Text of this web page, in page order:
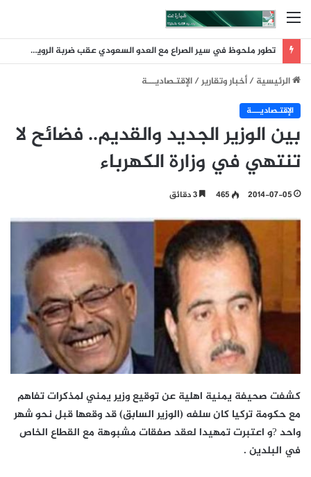
القائمة
تطور ملحوظ في سير الصراع مع العدو السعودي عقب ضربة الرويك والعبر والثنية والوديعة
الرئيسية/أخبار وتقارير/اﻹقتـصاديـــة
اﻹقتـصاديـــة
بين الوزير الجديد والقديم.. فضائح لا
تنتهي في وزارة الكهرباء
2014-07-05
465
كشفت صحيفة يمنية اهلية عن توقيع وزير يمني لمذكرات تفاهم
مع حكومة تركيا كان سلفه (الوزير السابق) قد وقعها قبل نحو شهر
واحد ?و اعتبرت تمهيدا لعقد صفقات مشبوهة مع القطاع الخاص
في البلدين .